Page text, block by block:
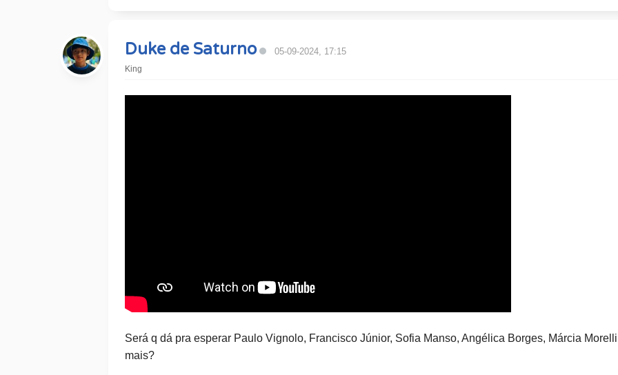
Duke de Saturno 05-09-2024, 17:15
King
Será q dá pra esperar Paulo Vignolo, Francisco Júnior, Sofia Manso, Angélica Borges, Márcia
mais?